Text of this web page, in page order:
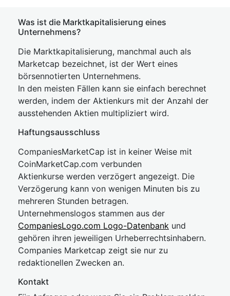
Was ist die Marktkapitalisierung eines
Unternehmens?
Die Marktkapitalisierung, manchmal auch als
Marketcap bezeichnet, ist der Wert eines
börsennotierten Unternehmens.
In den meisten Fällen kann sie einfach berechnet
werden, indem der Aktienkurs mit der Anzahl der
ausstehenden Aktien multipliziert wird.
Haftungsausschluss
CompaniesMarketCap ist in keiner Weise mit
CoinMarketCap.com verbunden
Aktienkurse werden verzögert angezeigt. Die
Verzögerung kann von wenigen Minuten bis zu
mehreren Stunden betragen.
Unternehmenslogos stammen aus der
CompaniesLogo.com Logo-Datenbank und
gehören ihren jeweiligen Urheberrechtsinhabern.
Companies Marketcap zeigt sie nur zu
redaktionellen Zwecken an.
Kontakt